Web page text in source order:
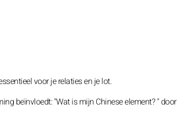
voor je relaties en je lot.
beïnvloedt: "Wat is mijn Chinese element? " door